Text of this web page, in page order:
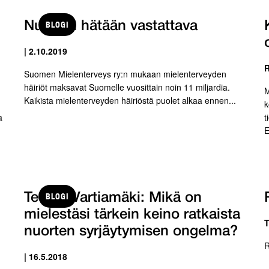
BLOGI
Nuorten hätään vastattava
| 2.10.2019
Suomen Mielenterveys ry:n mukaan mielenterveyden
häiriöt maksavat Suomelle vuosittain noin 11 miljardia.
Kaikista mielenterveyden häiriöstä puolet alkaa ennen...
BLOGI
Teemu Vartiamäki: Mikä on
mielestäsi tärkein keino ratkaista
nuorten syrjäytymisen ongelma?
| 16.5.2018